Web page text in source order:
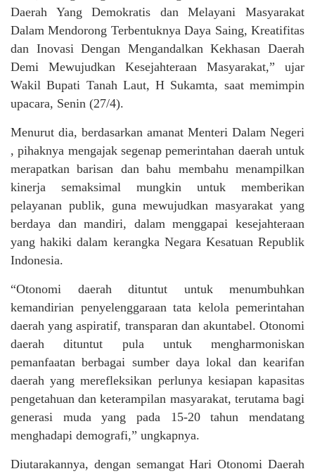
Daerah Yang Demokratis dan Melayani Masyarakat
Dalam Mendorong Terbentuknya Daya Saing, Kreatifitas
dan Inovasi Dengan Mengandalkan Kekhasan Daerah
Demi Mewujudkan Kesejahteraan Masyarakat,” ujar
Wakil Bupati Tanah Laut, H Sukamta, saat memimpin
upacara, Senin (27/4).
Menurut dia, berdasarkan amanat Menteri Dalam Negeri
, pihaknya mengajak segenap pemerintahan daerah untuk
merapatkan barisan dan bahu membahu menampilkan
kinerja semaksimal mungkin untuk memberikan
pelayanan publik, guna mewujudkan masyarakat yang
berdaya dan mandiri, dalam menggapai kesejahteraan
yang hakiki dalam kerangka Negara Kesatuan Republik
Indonesia.
“Otonomi daerah dituntut untuk menumbuhkan
kemandirian penyelenggaraan tata kelola pemerintahan
daerah yang aspiratif, transparan dan akuntabel. Otonomi
daerah dituntut pula untuk mengharmoniskan
pemanfaatan berbagai sumber daya lokal dan kearifan
daerah yang merefleksikan perlunya kesiapan kapasitas
pengetahuan dan keterampilan masyarakat, terutama bagi
generasi muda yang pada 15-20 tahun mendatang
menghadapi demografi,” ungkapnya.
Diutarakannya, dengan semangat Hari Otonomi Daerah